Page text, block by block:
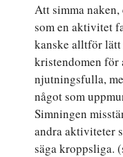
Att simma
som en aktivitet
kanske alltför lätt
kristendomen för
njutningsfulla,
något som
Simningen
andra aktiviteter
säga kroppsliga.